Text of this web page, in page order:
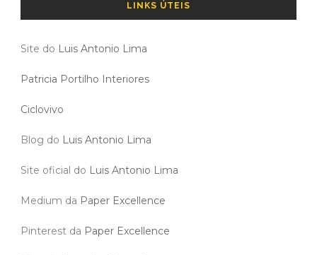
LINKS ÚTEIS
Site do Luis Antonio Lima
Patricia Portilho Interiores
Ciclovivo
Blog do Luis Antonio Lima
Site oficial do Luis Antonio Lima
Medium da Paper Excellence
Pinterest da Paper Excellence